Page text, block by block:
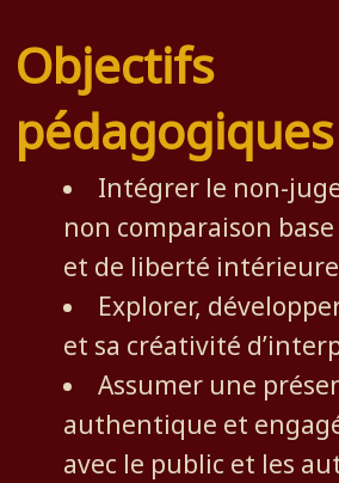
Objectifs
pédagogiques
Intégrer le non-
non comparaison
et de liberté intérieure
Explorer,
et sa créativité
Assumer une
authentique et
avec le public et les